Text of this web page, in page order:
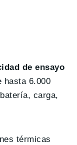
de ensayo
hasta 6.000
carga,
térmicas